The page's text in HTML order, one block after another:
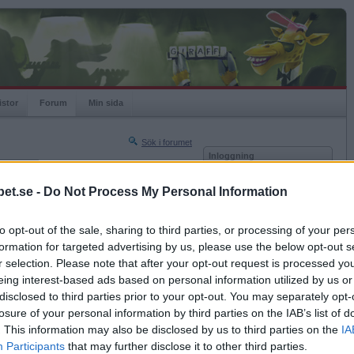
- Do Not Process My Personal Information
opt-out of the sale, sharing to third parties, or processing of your
for targeted advertising by us, please use the below opt-out
selection. Please note that after your opt-out request is processed
interest-based ads based on personal information utilized by us
to third parties prior to your opt-out. You may separately
of your personal information by third parties on the IAB’s list of
This information may also be disclosed by us to third parties on the
Participants that may further disclose it to other third parties.
Forum Min sida
Sök i forumet
Nästa sida »
2015-06-11 20:27
Inloggning
Kom ihåg mig
Glömt ditt lösenord?
Få ny aktiveringslänk
Betapet är gratis!